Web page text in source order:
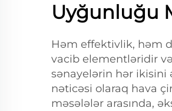
Uyğunluğu
Həm effektivlik, həm
vacib elementləridir
sənayelərin hər ikisini
nəticəsi olaraq hava
məsələlər arasında,